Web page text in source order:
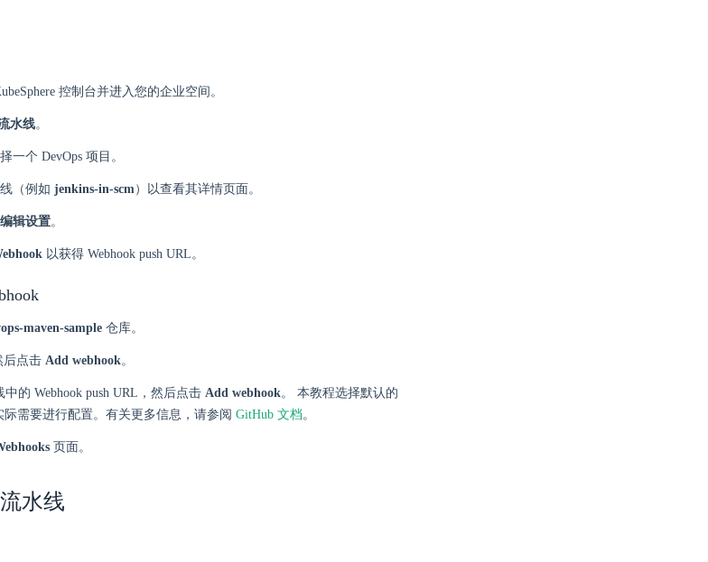
控制台并进入您的企业空间。
水线。
一个 DevOps 项目。
（例如 jenkins-in-scm）以查看其详情页面。
编辑设置。
以获得 Webhook push URL。
maven-sample 仓库。
后点击 Add webhook。
的 Webhook push URL，然后点击 Add webhook。 本教程选择默认的
际需要进行配置。有关更多信息，请参阅 GitHub 文档。
页面。
水线